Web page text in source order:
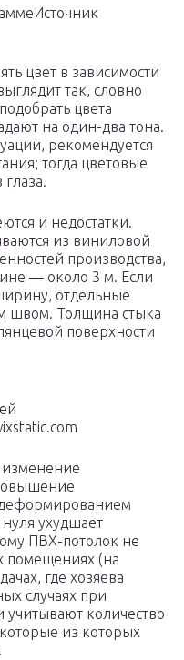
цвет в зависимости
так, словно
цвета
на один-два тона.
рекомендуется
тогда цветовые
глаза.
и недостатки.
из виниловой
производства,
— около 3 м. Если
отдельные
швом. Толщина стыка
поверхности
ухудшает
ПВХ-потолок не
помещениях (на
где хозяева
случаях при
количество
из которых